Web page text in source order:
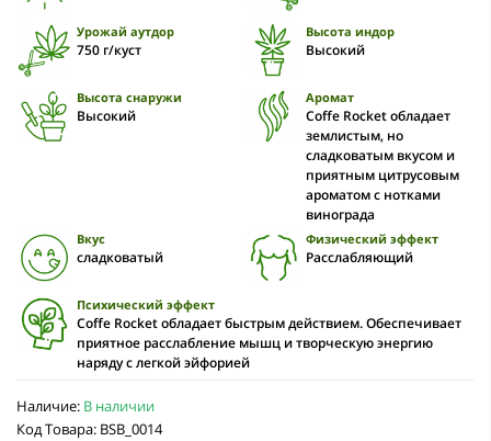
Наличие: В наличии
Код Товара: BSB_0014
Урожай аутдор
750 г/куст
Высота индор
Высокий
Высота снаружи
Высокий
Аромат
Coffe Rocket обладает
землистым, но
сладковатым вкусом и
приятным цитрусовым
ароматом с нотками
винограда
Вкус
сладковатый
Физический эффект
Расслабляющий
Психический эффект
Coffe Rocket обладает быстрым действием. Обеспечивает
приятное расслабление мышц и творческую энергию
наряду с легкой эйфорией